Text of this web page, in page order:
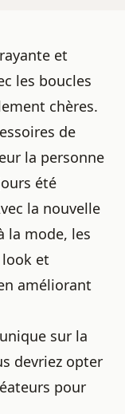
et
les boucles
chères.
de
la personne
été
la nouvelle
la mode, les
et
améliorant
sur la
devriez opter
pour